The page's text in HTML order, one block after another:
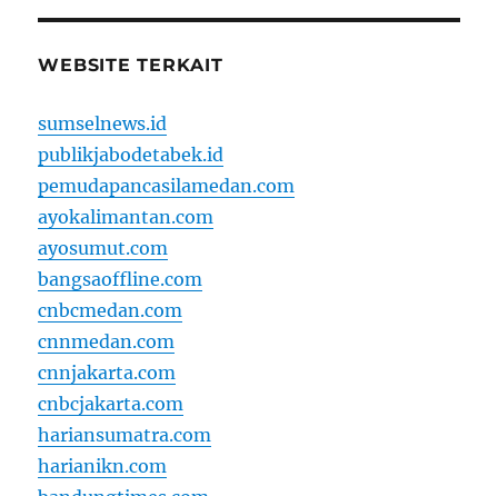
WEBSITE TERKAIT
sumselnews.id
publikjabodetabek.id
pemudapancasilamedan.com
ayokalimantan.com
ayosumut.com
bangsaoffline.com
cnbcmedan.com
cnnmedan.com
cnnjakarta.com
cnbcjakarta.com
hariansumatra.com
harianikn.com